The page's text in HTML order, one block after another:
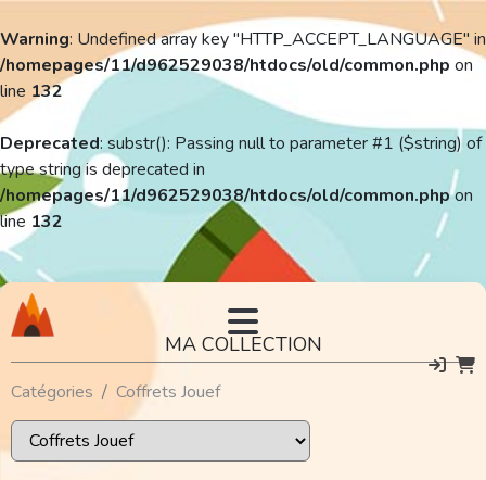
Warning: Undefined array key "HTTP_ACCEPT_LANGUAGE" in
/homepages/11/d962529038/htdocs/old/common.php on
line 132
Deprecated: substr(): Passing null to parameter #1 ($string) of
type string is deprecated in
/homepages/11/d962529038/htdocs/old/common.phpon
line 132
MA COLLECTION
Catégories Coffrets Jouef